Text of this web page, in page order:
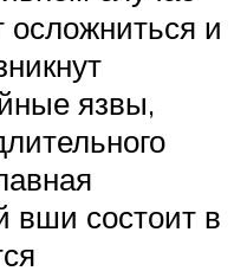
и
язвы,
вши состоит в